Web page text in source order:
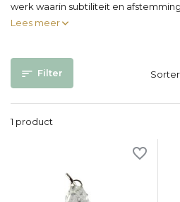
werk waarin subtiliteit en
Lees meer
Filter
1 product